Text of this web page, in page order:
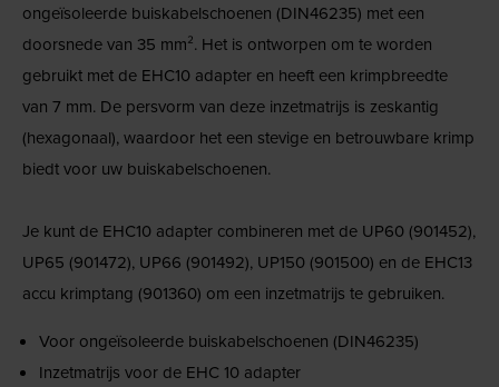
ongeïsoleerde buiskabelschoenen (DIN46235) met een
doorsnede van 35 mm². Het is ontworpen om te worden
gebruikt met de EHC10 adapter en heeft een krimpbreedte
van 7 mm. De persvorm van deze inzetmatrijs is zeskantig
(hexagonaal), waardoor het een stevige en betrouwbare krimp
biedt voor uw buiskabelschoenen.
Je kunt de EHC10 adapter combineren met de UP60 (901452),
UP65 (901472), UP66 (901492), UP150 (901500) en de EHC13
accu krimptang (901360) om een inzetmatrijs te gebruiken.
Voor ongeïsoleerde buiskabelschoenen (DIN46235)
Inzetmatrijs voor de EHC 10 adapter